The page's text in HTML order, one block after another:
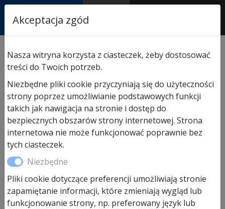
AUTORYZOWANY
PARTNER & SERWIS
segmentowych garażowych/ Sprężyna naciągowa nr
740 do bram garażowych z prowadzeniem Z
Akceptacja zgód
Nasza witryna korzysta z ciasteczek, żeby dostosować
treści do Twoich potrzeb.
Niezbędne pliki cookie przyczyniają się do użyteczności
strony poprzez umożliwianie podstawowych funkcji
takich jak nawigacja na stronie i dostęp do
bezpiecznych obszarów strony internetowej. Strona
internetowa nie może funkcjonować poprawnie bez
tych ciasteczek.
Niezbędne
Pliki cookie dotyczące preferencji umożliwiają stronie
zapamiętanie informacji, które zmieniają wygląd lub
funkcjonowanie strony, np. preferowany język lub